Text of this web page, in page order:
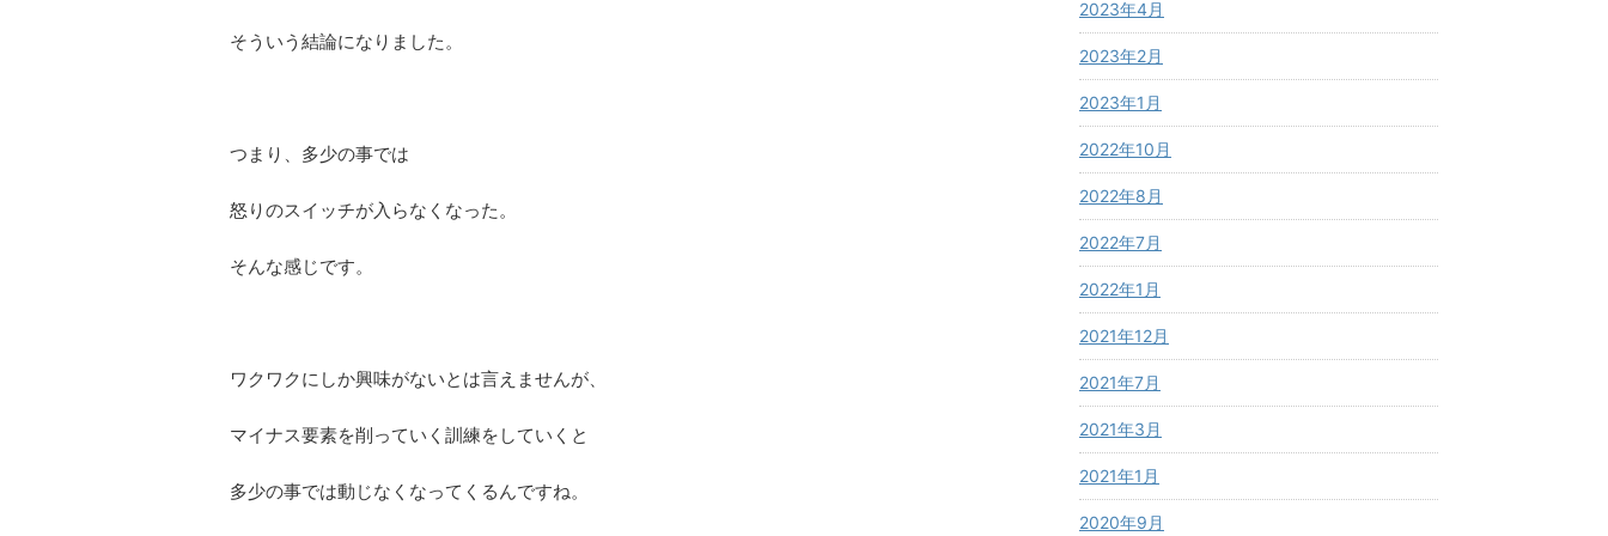
そういう結論になりました。
つまり、多少の事では
怒りのスイッチが入らなくなった。
そんな感じです。
ワクワクにしか興味がないとは言えませんが、
マイナス要素を削っていく訓練をしていくと
多少の事では動じなくなってくるんですね。
2023年4月
2023年2月
2023年1月
2022年10月
2022年8月
2022年7月
2022年1月
2021年12月
2021年7月
2021年3月
2021年1月
2020年9月